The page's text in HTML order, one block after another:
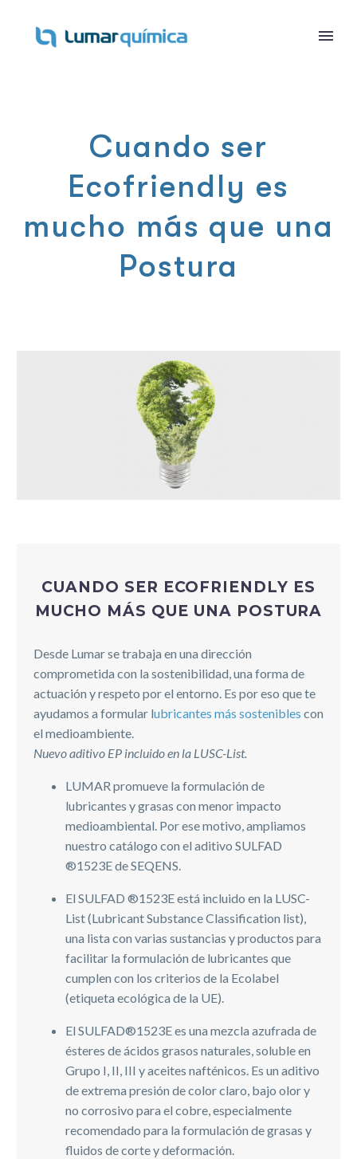
Cuando ser
Ecofriendly es
mucho más que una
Postura
CUANDO SER ECOFRIENDLY ES
MUCHO MÁS QUE UNA POSTURA
Desde Lumar se trabaja en una dirección
comprometida con la sostenibilidad, una forma de
actuación y respeto por el entorno. Es por eso que te
ayudamos a formular lubricantes más sostenibles con
el medioambiente.
Nuevo aditivo EP incluido en la LUSC-List.
LUMAR promueve la formulación de
lubricantes y grasas con menor impacto
medioambiental. Por ese motivo, ampliamos
nuestro catálogo con el aditivo SULFAD
®1523E de SEQENS.
El SULFAD ®1523E está incluido en la LUSC-
List (Lubricant Substance Classification list),
una lista con varias sustancias y productos para
facilitar la formulación de lubricantes que
cumplen con los criterios de la Ecolabel
(etiqueta ecológica de la UE).
El SULFAD®1523E es una mezcla azufrada de
ésteres de ácidos grasos naturales, soluble en
Grupo I, II, III y aceites nafténicos. Es un aditivo
de extrema presión de color claro, bajo olor y
no corrosivo para el cobre, especialmente
recomendado para la formulación de grasas y
fluidos de corte y deformación.